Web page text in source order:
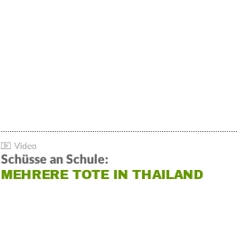
Schüsse an Schule:
MEHRERE TOTE IN THAILAND